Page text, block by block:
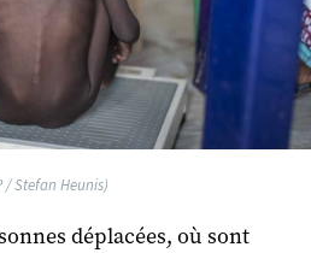
/ Stefan Heunis)
déplacées, où sont